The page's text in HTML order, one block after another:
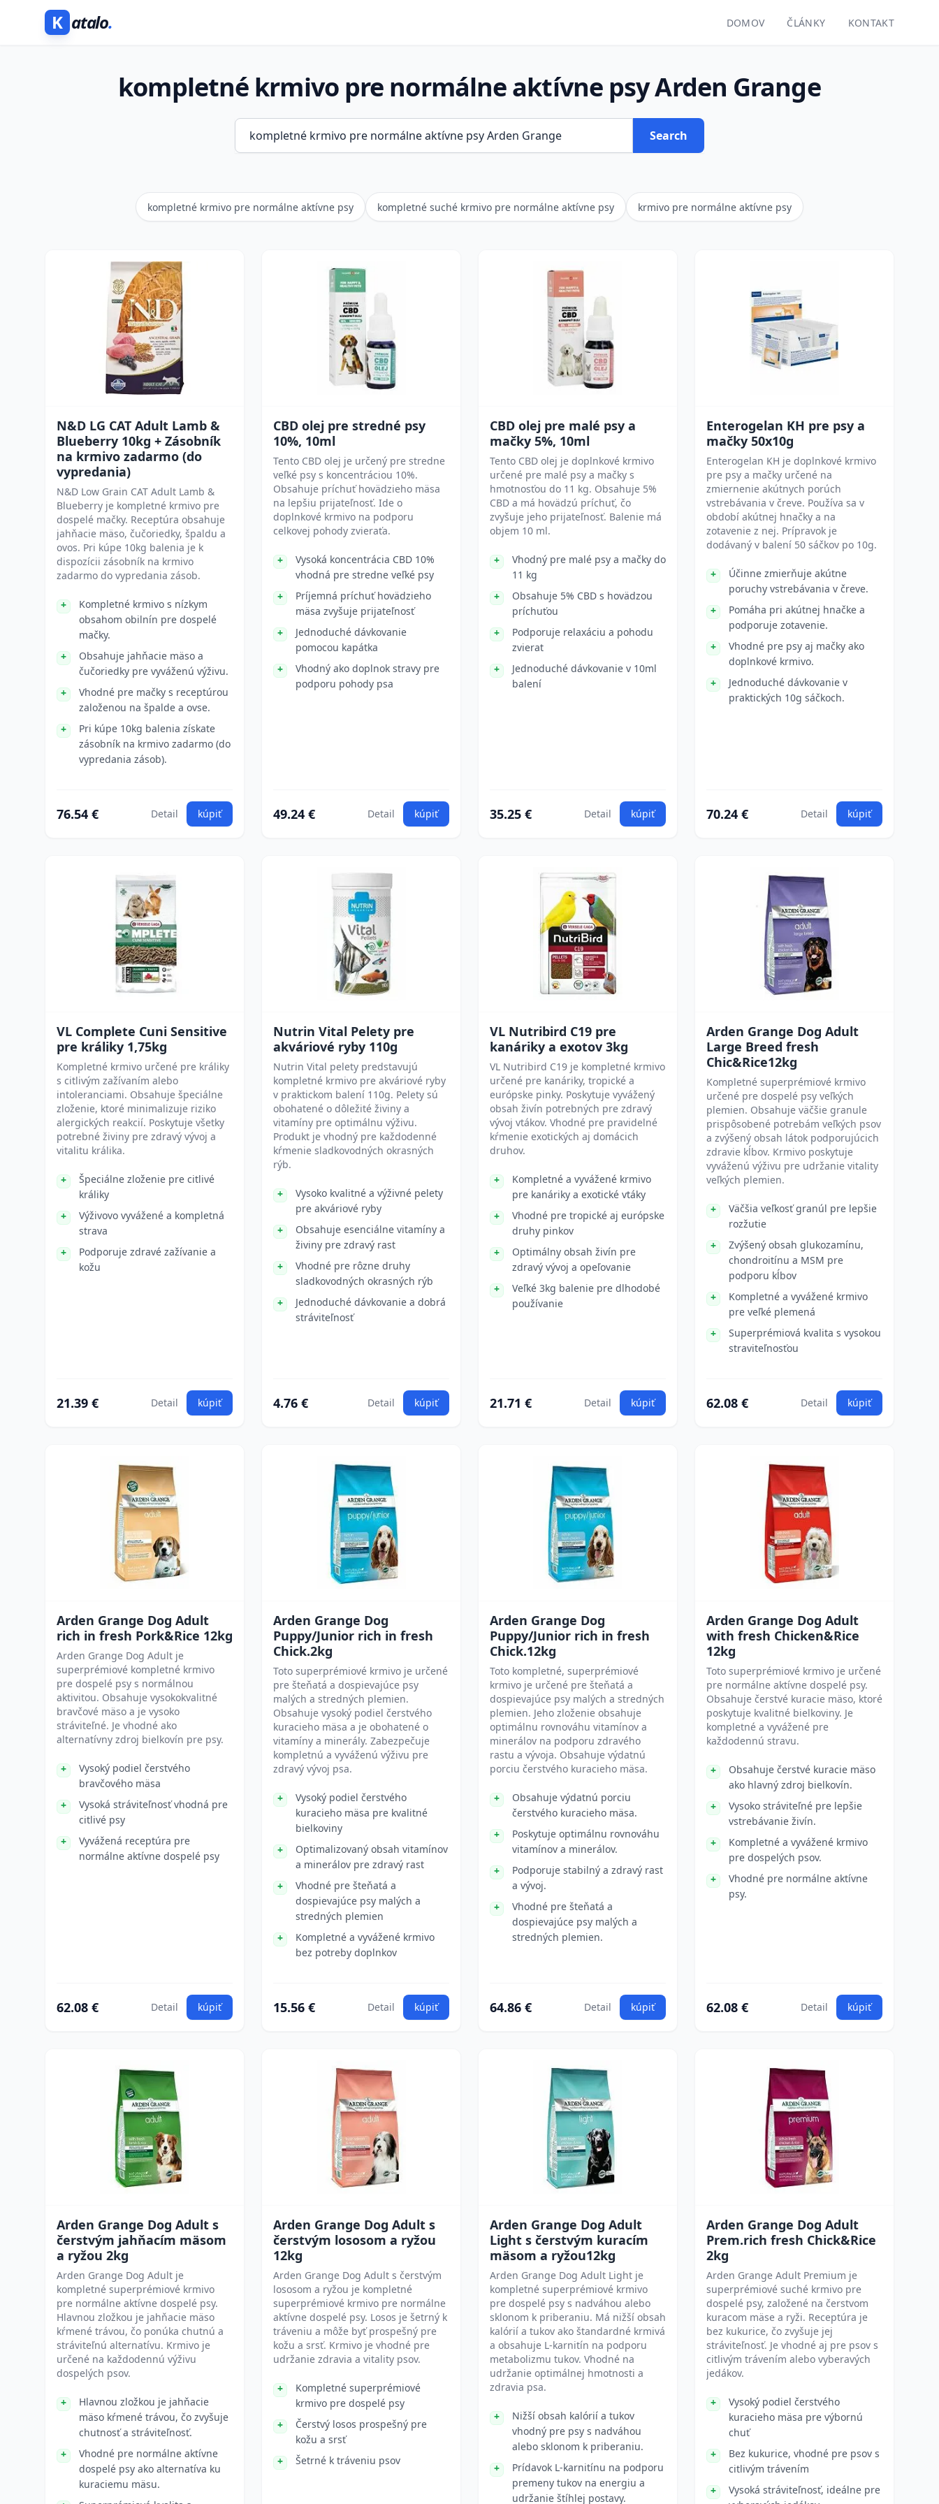
K atalo. DOMOV ČLÁNKY KONTAKT
kompletné krmivo pre normálne aktívne psy Arden Grange
Search
kompletné krmivo pre normálne aktívne psy kompletné suché krmivo pre normálne aktívne psy krmivo pre normálne aktívne psy
N&D LG CAT Adult Lamb &
Blueberry 10kg + Zásobník
na krmivo zadarmo (do
vypredania)
N&D Low Grain CAT Adult Lamb &
Blueberry je kompletné krmivo pre
dospelé mačky. Receptúra obsahuje
jahňacie mäso, čučoriedky, špaldu a
ovos. Pri kúpe 10kg balenia je k
dispozícii zásobník na krmivo
zadarmo do vypredania zásob.
Kompletné krmivo s nízkym
obsahom obilnín pre dospelé
mačky.
Obsahuje jahňacie mäso a
čučoriedky pre vyváženú výživu.
Vhodné pre mačky s receptúrou
založenou na špalde a ovse.
Pri kúpe 10kg balenia získate
zásobník na krmivo zadarmo (do
vypredania zásob).
76.54 € Detail kúpiť
CBD olej pre stredné psy
10%, 10ml
Tento CBD olej je určený pre stredne
veľké psy s koncentráciou 10%.
Obsahuje príchuť hovädzieho mäsa
na lepšiu prijateľnosť. Ide o
doplnkové krmivo na podporu
celkovej pohody zvieraťa.
Vysoká koncentrácia CBD 10%
vhodná pre stredne veľké psy
Príjemná príchuť hovädzieho
mäsa zvyšuje prijateľnosť
Jednoduché dávkovanie
pomocou kapátka
Vhodný ako doplnok stravy pre
podporu pohody psa
49.24 € Detail kúpiť
CBD olej pre malé psy a
mačky 5%, 10ml
Tento CBD olej je doplnkové krmivo
určené pre malé psy a mačky s
hmotnosťou do 11 kg. Obsahuje 5%
CBD a má hovädzú príchuť, čo
zvyšuje jeho prijateľnosť. Balenie má
objem 10 ml.
Vhodný pre malé psy a mačky do
11 kg
Obsahuje 5% CBD s hovädzou
príchuťou
Podporuje relaxáciu a pohodu
zvierat
Jednoduché dávkovanie v 10ml
balení
35.25 € Detail kúpiť
Enterogelan KH pre psy a
mačky 50x10g
Enterogelan KH je doplnkové krmivo
pre psy a mačky určené na
zmiernenie akútnych porúch
vstrebávania v čreve. Používa sa v
období akútnej hnačky a na
zotavenie z nej. Prípravok je
dodávaný v balení 50 sáčkov po 10g.
Účinne zmierňuje akútne
poruchy vstrebávania v čreve.
Pomáha pri akútnej hnačke a
podporuje zotavenie.
Vhodné pre psy aj mačky ako
doplnkové krmivo.
Jednoduché dávkovanie v
praktických 10g sáčkoch.
70.24 € Detail kúpiť
VL Complete Cuni Sensitive
pre králiky 1,75kg
Kompletné krmivo určené pre králiky
s citlivým zažívaním alebo
intoleranciami. Obsahuje špeciálne
zloženie, ktoré minimalizuje riziko
alergických reakcií. Poskytuje všetky
potrebné živiny pre zdravý vývoj a
vitalitu králika.
Špeciálne zloženie pre citlivé
králiky
Výživovo vyvážené a kompletná
strava
Podporuje zdravé zažívanie a
kožu
21.39 € Detail kúpiť
Nutrin Vital Pelety pre
akváriové ryby 110g
Nutrin Vital pelety predstavujú
kompletné krmivo pre akváriové ryby
v praktickom balení 110g. Pelety sú
obohatené o dôležité živiny a
vitamíny pre optimálnu výživu.
Produkt je vhodný pre každodenné
kŕmenie sladkovodných okrasných
rýb.
Vysoko kvalitné a výživné pelety
pre akváriové ryby
Obsahuje esenciálne vitamíny a
živiny pre zdravý rast
Vhodné pre rôzne druhy
sladkovodných okrasných rýb
Jednoduché dávkovanie a dobrá
stráviteľnosť
4.76 € Detail kúpiť
VL Nutribird C19 pre
kanáriky a exotov 3kg
VL Nutribird C19 je kompletné krmivo
určené pre kanáriky, tropické a
európske pinky. Poskytuje vyvážený
obsah živín potrebných pre zdravý
vývoj vtákov. Vhodné pre pravidelné
kŕmenie exotických aj domácich
druhov.
Kompletné a vyvážené krmivo
pre kanáriky a exotické vtáky
Vhodné pre tropické aj európske
druhy pinkov
Optimálny obsah živín pre
zdravý vývoj a opeľovanie
Veľké 3kg balenie pre dlhodobé
používanie
21.71 € Detail kúpiť
Arden Grange Dog Adult
Large Breed fresh
Chic&Rice12kg
Kompletné superprémiové krmivo
určené pre dospelé psy veľkých
plemien. Obsahuje väčšie granule
prispôsobené potrebám veľkých psov
a zvýšený obsah látok podporujúcich
zdravie kĺbov. Krmivo poskytuje
vyváženú výživu pre udržanie vitality
veľkých plemien.
Väčšia veľkosť granúl pre lepšie
rozžutie
Zvýšený obsah glukozamínu,
chondroitínu a MSM pre
podporu kĺbov
Kompletné a vyvážené krmivo
pre veľké plemená
Superprémiová kvalita s vysokou
straviteľnosťou
62.08 € Detail kúpiť
Arden Grange Dog Adult
rich in fresh Pork&Rice 12kg
Arden Grange Dog Adult je
superprémiové kompletné krmivo
pre dospelé psy s normálnou
aktivitou. Obsahuje vysokokvalitné
bravčové mäso a je vysoko
stráviteľné. Je vhodné ako
alternatívny zdroj bielkovín pre psy.
Vysoký podiel čerstvého
bravčového mäsa
Vysoká stráviteľnosť vhodná pre
citlivé psy
Vyvážená receptúra pre
normálne aktívne dospelé psy
62.08 € Detail kúpiť
Arden Grange Dog
Puppy/Junior rich in fresh
Chick.2kg
Toto superprémiové krmivo je určené
pre šteňatá a dospievajúce psy
malých a stredných plemien.
Obsahuje vysoký podiel čerstvého
kuracieho mäsa a je obohatené o
vitamíny a minerály. Zabezpečuje
kompletnú a vyváženú výživu pre
zdravý vývoj psa.
Vysoký podiel čerstvého
kuracieho mäsa pre kvalitné
bielkoviny
Optimalizovaný obsah vitamínov
a minerálov pre zdravý rast
Vhodné pre šteňatá a
dospievajúce psy malých a
stredných plemien
Kompletné a vyvážené krmivo
bez potreby doplnkov
15.56 € Detail kúpiť
Arden Grange Dog
Puppy/Junior rich in fresh
Chick.12kg
Toto kompletné, superprémiové
krmivo je určené pre šteňatá a
dospievajúce psy malých a stredných
plemien. Jeho zloženie obsahuje
optimálnu rovnováhu vitamínov a
minerálov na podporu zdravého
rastu a vývoja. Obsahuje výdatnú
porciu čerstvého kuracieho mäsa.
Obsahuje výdatnú porciu
čerstvého kuracieho mäsa.
Poskytuje optimálnu rovnováhu
vitamínov a minerálov.
Podporuje stabilný a zdravý rast
a vývoj.
Vhodné pre šteňatá a
dospievajúce psy malých a
stredných plemien.
64.86 € Detail kúpiť
Arden Grange Dog Adult
with fresh Chicken&Rice
12kg
Toto superprémiové krmivo je určené
pre normálne aktívne dospelé psy.
Obsahuje čerstvé kuracie mäso, ktoré
poskytuje kvalitné bielkoviny. Je
kompletné a vyvážené pre
každodennú stravu.
Obsahuje čerstvé kuracie mäso
ako hlavný zdroj bielkovín.
Vysoko stráviteľné pre lepšie
vstrebávanie živín.
Kompletné a vyvážené krmivo
pre dospelých psov.
Vhodné pre normálne aktívne
psy.
62.08 € Detail kúpiť
Arden Grange Dog Adult s
čerstvým jahňacím mäsom
a ryžou 2kg
Arden Grange Dog Adult je
kompletné superprémiové krmivo
pre normálne aktívne dospelé psy.
Hlavnou zložkou je jahňacie mäso
kŕmené trávou, čo ponúka chutnú a
stráviteľnú alternatívu. Krmivo je
určené na každodennú výživu
dospelých psov.
Hlavnou zložkou je jahňacie
mäso kŕmené trávou, čo zvyšuje
chutnosť a stráviteľnosť.
Vhodné pre normálne aktívne
dospelé psy ako alternatíva ku
kuraciemu mäsu.
Arden Grange Dog Adult s
čerstvým lososom a ryžou
12kg
Arden Grange Dog Adult s čerstvým
lososom a ryžou je kompletné
superprémiové krmivo pre normálne
aktívne dospelé psy. Losos je šetrný k
tráveniu a môže byť prospešný pre
kožu a srsť. Krmivo je vhodné pre
udržanie zdravia a vitality psov.
Kompletné superprémiové
krmivo pre dospelé psy
Čerstvý losos prospešný pre
kožu a srsť
Šetrné k tráveniu psov
Arden Grange Dog Adult
Light s čerstvým kuracím
mäsom a ryžou12kg
Arden Grange Dog Adult Light je
kompletné superprémiové krmivo
pre dospelé psy s nadváhou alebo
sklonom k priberaniu. Má nižší obsah
kalórií a tukov ako štandardné krmivá
a obsahuje L-karnitín na podporu
metabolizmu tukov. Vhodné na
udržanie optimálnej hmotnosti a
zdravia psa.
Nižší obsah kalórií a tukov
vhodný pre psy s nadváhou
alebo sklonom k priberaniu.
Prídavok L-karnitínu na podporu
premeny tukov na energiu a
udržanie štíhlej postavy.
Arden Grange Dog Adult
Prem.rich fresh Chick&Rice
2kg
Arden Grange Adult Premium je
superprémiové suché krmivo pre
dospelé psy, založené na čerstvom
kuracom mäse a ryži. Receptúra je
bez kukurice, čo zvyšuje jej
stráviteľnosť. Je vhodné aj pre psov s
citlivým trávením alebo vyberavých
jedákov.
Vysoký podiel čerstvého
kuracieho mäsa pre výbornú
chuť
Bez kukurice, vhodné pre psov s
citlivým trávením
Vysoká stráviteľnosť, ideálne pre